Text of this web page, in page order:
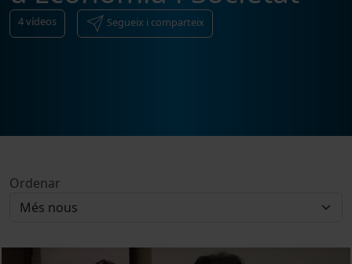
4vídeos Segueix i comparteix
Ordenar